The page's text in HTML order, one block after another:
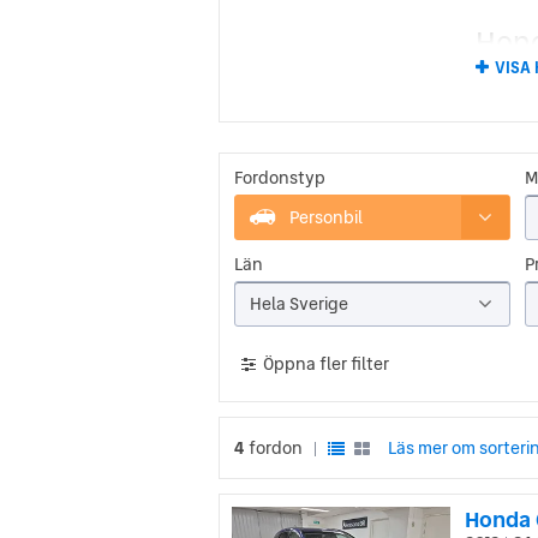
År
vilket
och
av de
VISA
Fordonstyp
Personbil
Län
Hela Sverige
Öppna fler filter
4 fordon Läs mer om
Honda